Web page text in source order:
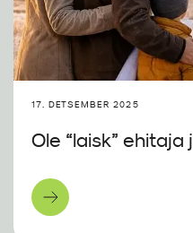
17. DETSEMBER 2025
Ole “laisk”